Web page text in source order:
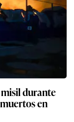
durante
en